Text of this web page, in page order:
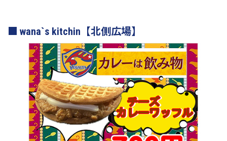
wana`s kitchin【北側広場】